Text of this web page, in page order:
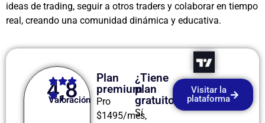
ideas de trading, seguir a otros traders y colaborar en tiempo
real, creando una comunidad dinámica y educativa.
4,8
Valoración
Plan
premium
Pro
$1495/mes,
¿Tiene
plan
gratuito?
Sí
Visitar la
plataforma